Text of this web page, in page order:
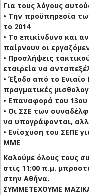
Για τους λόγους
• Την προϋπηρεσία
το 2014
• Το επικίνδυνο και
παίρνουν οι
• Προσλήψεις
εταιρεία να
• Έξοδο από το
πραγματικές
• Επαναφορά του 13ου
• Οι ΣΣΕ των
να υπογράφονται,
• Ενίσχυση του ΣΕΠΕ
ΜΜΕ
Καλούμε όλους τους
στις 11:00 π.μ.
στην Αθήνα.
ΣΥΜΜΕΤΕΧΟΥΜΕ